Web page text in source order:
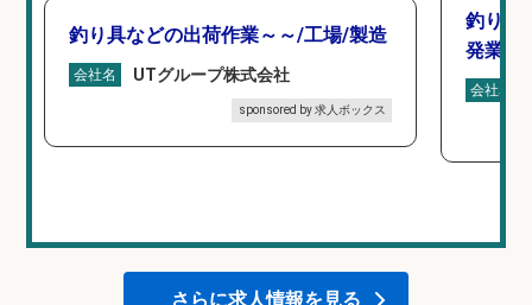
釣り具などの出荷作業～～/工場/製造
会社名 UTグループ株式会社
sponsored by 求人ボックス
釣り具
発業務
会社名
さらに求人情報を見る